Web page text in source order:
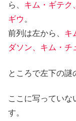
ら、 キム・ギテク
ギウ 。
前列は左から、 キ
ダソン、キム・チ
ところで左下の謎
ここに写っていな
す。